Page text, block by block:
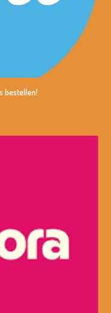
bestellen!